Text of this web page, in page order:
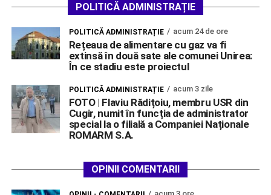
POLITICĂ ADMINISTRAȚIE
POLITICĂ ADMINISTRAȚIE acum 24 de ore
Rețeaua de alimentare cu gaz va fi
extinsă în două sate ale comunei Unirea:
În ce stadiu este proiectul
POLITICĂ ADMINISTRAȚIE acum 3 zile
FOTO | Flaviu Rădițoiu, membru USR din
Cugir, numit în funcția de administrator
special la o filială a Companiei Naționale
ROMARM S.A.
OPINII COMENTARII
acum 3 ore